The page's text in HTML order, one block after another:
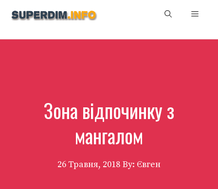
Зона відпочинку з
мангалом
26 Травня, 2018 By: Євген